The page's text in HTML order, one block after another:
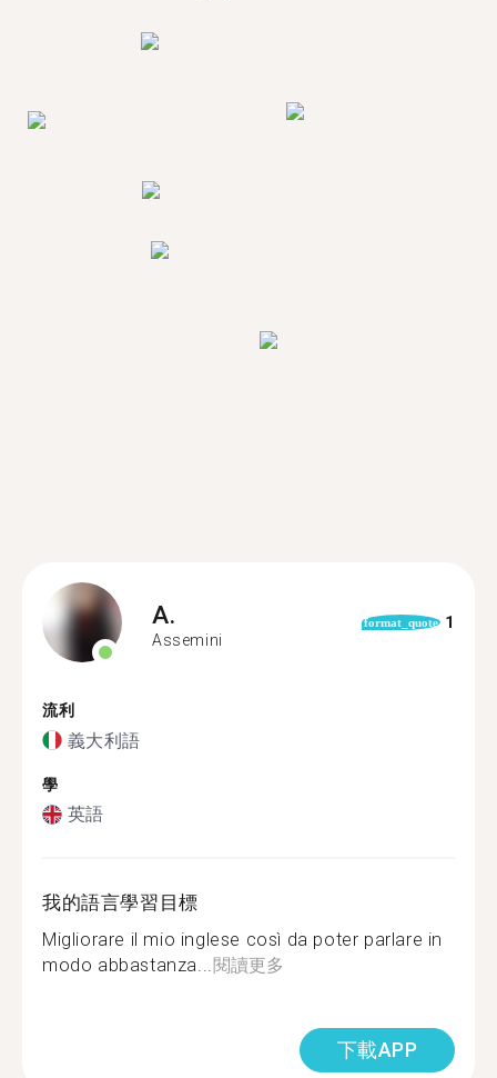
A.
Assemini
format_quote 1
流利
義大利語
學
英語
我的語言學習目標
Migliorare il mio inglese così da poter parlare in
modo abbastanza...閱讀更多
下載APP